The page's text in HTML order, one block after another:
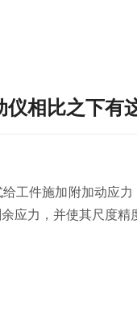
相比之下有
工件施加附加动应
应力，并使其尺度